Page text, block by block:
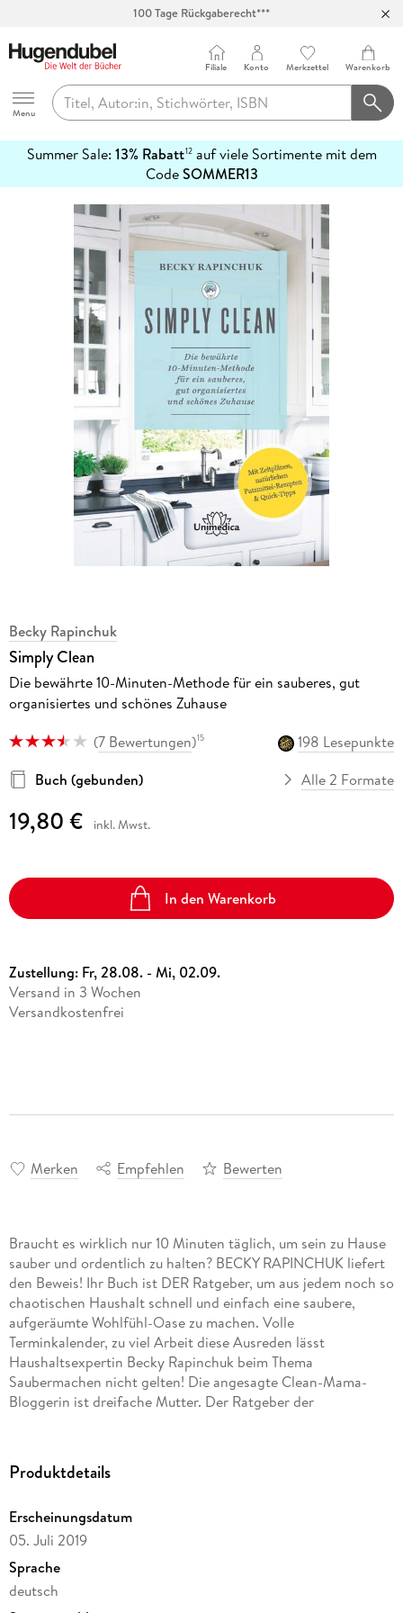
100 Tage Rückgaberecht***
Hugendubel
Menu
Filiale Konto Merkzettel Warenkorb
Summer Sale: 13% Rabatt12auf viele Sortimente mit dem
CodeSOMMER13
erfahren
Becky Rapinchuk
Simply Clean
Die bewährte 10-Minuten-Methode für ein sauberes, gut
organisiertes und schönes Zuhause
(7 Bewertungen)15
198 Lesepunkte
Buch (gebunden)
Alle 2 Formate
19,80 € inkl. Mwst.
In den Warenkorb
Zustellung: Fr, 28.08. - Mi, 02.09.
Versand in 3 Wochen
Versandkostenfrei
Merken Empfehlen Bewerten
Braucht es wirklich nur 10 Minuten täglich, um sein zu Hause
sauber und ordentlich zu halten? BECKY RAPINCHUK liefert
den Beweis! Ihr Buch ist DER Ratgeber, um aus jedem noch so
chaotischen Haushalt schnell und einfach eine saubere,
aufgeräumte Wohlfühl-Oase zu machen. Volle
Terminkalender, zu viel Arbeit diese Ausreden lässt
Haushaltsexpertin Becky Rapinchuk beim Thema
Saubermachen nicht gelten! Die angesagte Clean-Mama-
Bloggerin ist dreifache Mutter. Der Ratgeber der
Dreckecken die Oberhand zu behalten. Gut durchdachte
Wochen- und Vier-Wochen-Checklisten schärfen beim Putzen
Tätigkeiten fallen weg und Ordnung halten wird zum echten
Zeitgewinn. Leicht verständlich und mit einer Prise Humor
zeigt Becky Rapinchuk, dass selbst hartnäckige Putzmuffel
eine gesunde Balance zwischen blitzblank und lässiger
Gemütlichkeit finden können. - Schritt-für-Schritt-
Produktdetails
Erscheinungsdatum
05. Juli 2019
Sprache
deutsch